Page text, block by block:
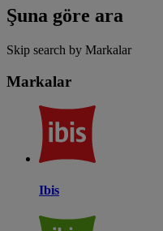
Şuna göre ara
Skip search by Markalar
Markalar
Ibis